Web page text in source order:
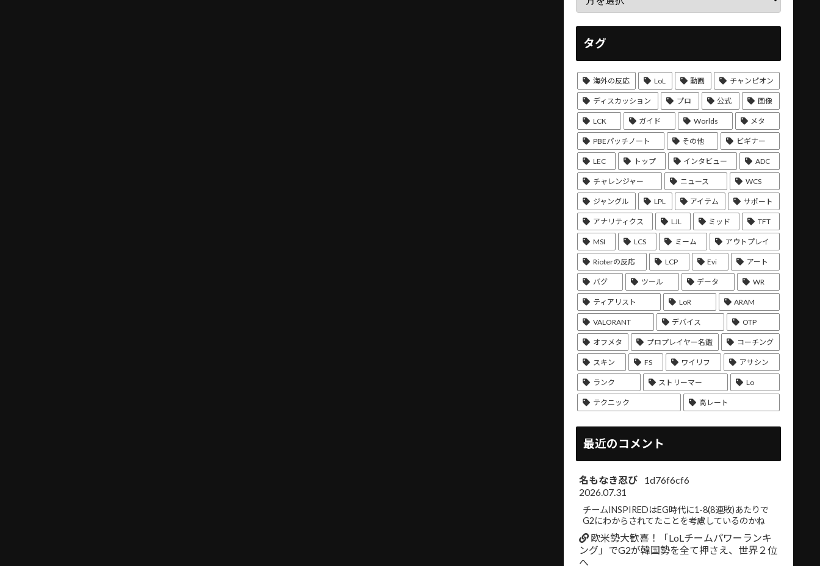
タグ
海外の反応 LoL 動画 チャンピオン
ディスカッション プロ 公式 画像
LCK ガイド Worlds メタ
PBEパッチノート その他 ビギナー
LEC トップ インタビュー ADC
チャレンジャー ニュース WCS
ジャングル LPL アイテム サポート
アナリティクス LJL ミッド TFT
MSI LCS ミーム アウトプレイ
Rioterの反応 LCP Evi アート
バグ ツール データ WR
ティアリスト LoR ARAM
VALORANT デバイス OTP
オフメタ プロプレイヤー名鑑 コーチング
スキン FS ワイリフ アサシン
ランク ストリーマー Lo
テクニック 高レート
最近のコメント
名もなき忍び
1d76f6cf6
2026.07.31
チームINSPIREDはEG時代に1-8(8連敗)あたりで
G2にわからされてたことを考慮しているのかね
欧米勢大歓喜！「LoLチームパワーランキ
ング」でG2が韓国勢を全て押さえ、世界２位
へ